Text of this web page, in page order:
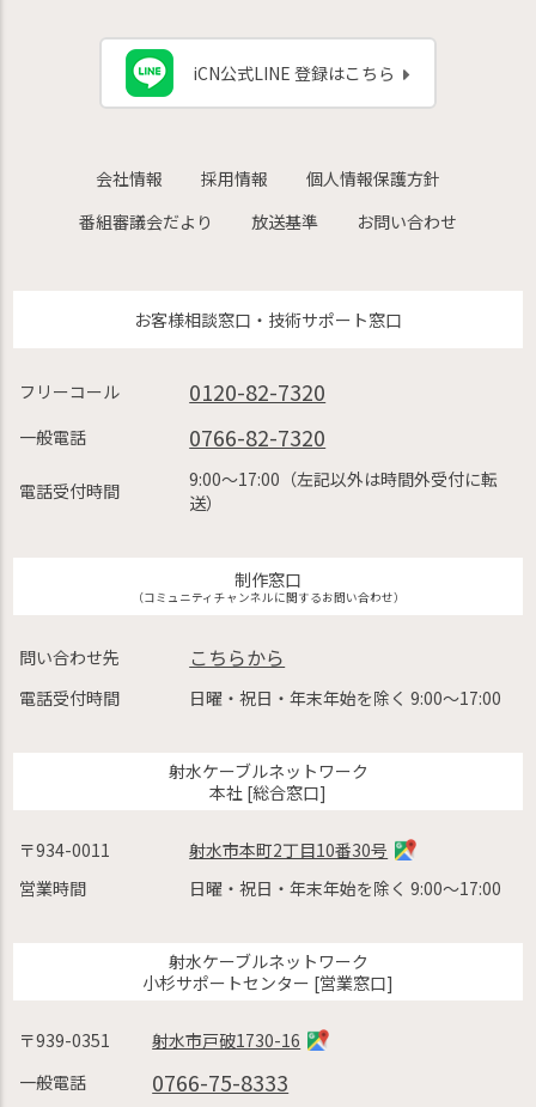
iCN公式LINE 登録はこちら
会社情報 採用情報
個人情報保護方針
番組審議会だより
放送基準 お問い合わせ
お客様相談窓口・技術サポート窓口
フリーコール 0120-82-7320
一般電話 0766-82-7320
電話受付時間
9:00〜17:00（左記以外は時間外受付に転
送）
制作窓口
（コミュニティチャンネルに関するお問い合わせ）
問い合わせ先 こちらから
電話受付時間 日曜・祝日・年末年始を除く 9:00〜17:00
射水ケーブルネットワーク
本社 [総合窓口]
〒934-0011
射水市本町2丁目10番30号
営業時間
日曜・祝日・年末年始を除く 9:00〜17:00
射水ケーブルネットワーク
小杉サポートセンター [営業窓口]
〒939-0351
射水市戸破1730-16
一般電話
0766-75-8333